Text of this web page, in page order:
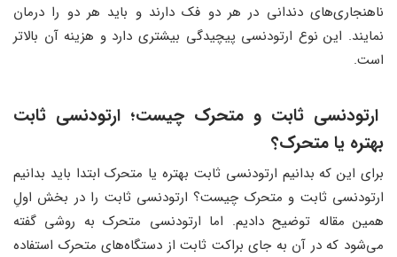
ناهنجاری‌های دندانی در هر دو فک دارند و باید هر دو را درمان
نمایند. این نوع ارتودنسی پیچیدگی بیشتری دارد و هزینه آن بالاتر
است.
ارتودنسی ثابت و متحرک چیست؛ ارتودنسی ثابت
بهتره یا متحرک؟
برای این که بدانیم ارتودنسی ثابت بهتره یا متحرک ابتدا باید بدانیم
ارتودنسی ثابت و متحرک چیست؟ ارتودنسی ثابت را در بخش اولِ
همین مقاله توضیح دادیم. اما ارتودنسی متحرک به روشی گفته
می‌شود که در آن به جای براکت ثابت از دستگاه‌های متحرک استفاده